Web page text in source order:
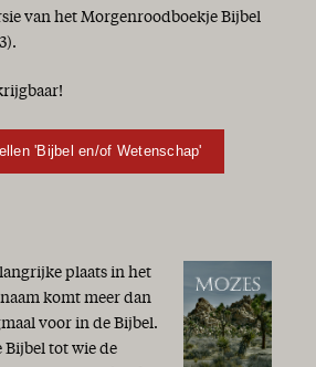
van het Morgenroodboekje Bijbel
'Bijbel en/of Wetenschap'
plaats in het
komt meer dan
voor in de Bijbel.
Bijbel tot wie de